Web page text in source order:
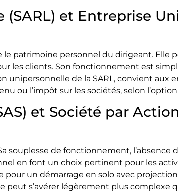
et Entreprise
patrimoine personnel du dirigeant. Elle
les clients. Son fonctionnement est
unipersonnelle de la SARL, convient aux
ou l’impôt sur les sociétés, selon
et Société par
souplesse de fonctionnement, l’absence
en font un choix pertinent pour les
pour un démarrage en solo avec
s’avérer légèrement plus complexe